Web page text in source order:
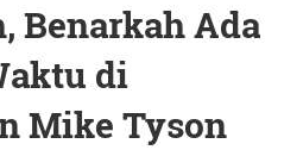
Benarkah Ada
di
Mike Tyson